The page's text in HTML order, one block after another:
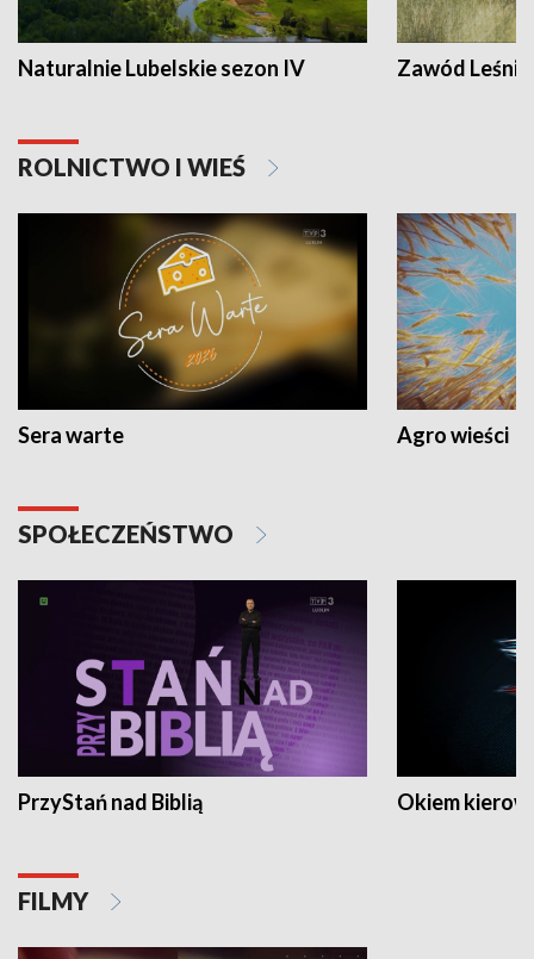
Naturalnie Lubelskie sezon IV Zawód Leśnik
ROLNICTWO I WIEŚ
Sera warte Agro wieści
SPOŁECZEŃSTWO
PrzyStań nad Biblią Okiem
FILMY